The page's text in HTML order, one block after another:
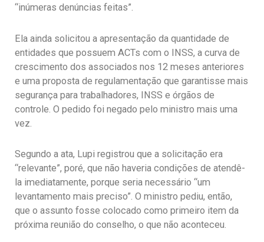
“inúmeras denúncias feitas”.
Ela ainda solicitou a apresentação da quantidade de
entidades que possuem ACTs com o INSS, a curva de
crescimento dos associados nos 12 meses anteriores
e uma proposta de regulamentação que garantisse mais
segurança para trabalhadores, INSS e órgãos de
controle. O pedido foi negado pelo ministro mais uma
vez.
Segundo a ata, Lupi registrou que a solicitação era
“relevante”, poré, que não haveria condições de atendê-
la imediatamente, porque seria necessário “um
levantamento mais preciso”. O ministro pediu, então,
que o assunto fosse colocado como primeiro item da
próxima reunião do conselho, o que não aconteceu.